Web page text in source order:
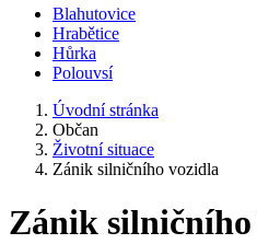
Blahutovice
Hrabětice
Hůrka
Polouvsí
Úvodní stránka
Občan
Životní situace
Zánik silničního vozidla
Zánik